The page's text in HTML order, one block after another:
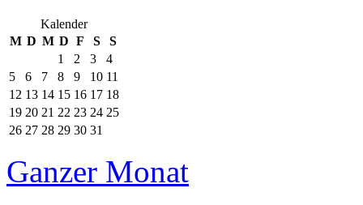
Kalender
M D M D F S
S
1
2 3
4
5
6 7 8 9 10 11
12 13 14 15 16 17 18
19 20 21 22 23 24 25
26 27 28 29 30 31
Ganzer Monat